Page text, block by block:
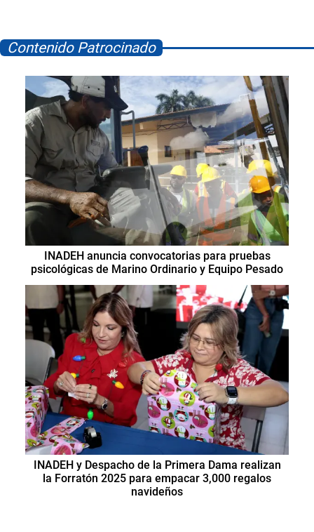
Contenido Patrocinado
INADEH anuncia convocatorias para pruebas
psicológicas de Marino Ordinario y Equipo Pesado
INADEH y Despacho de la Primera Dama realizan
la Forratón 2025 para empacar 3,000 regalos
navideños